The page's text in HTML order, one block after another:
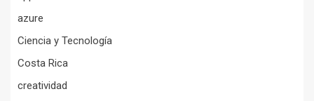
azure
Ciencia y Tecnología
Costa Rica
creatividad